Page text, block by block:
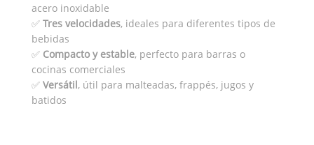
acero inoxidable
✅ Tres velocidades, ideales para diferentes tipos de
bebidas
✅ Compacto y estable, perfecto para barras o
cocinas comerciales
✅ Versátil, útil para malteadas, frappés, jugos y
batidos